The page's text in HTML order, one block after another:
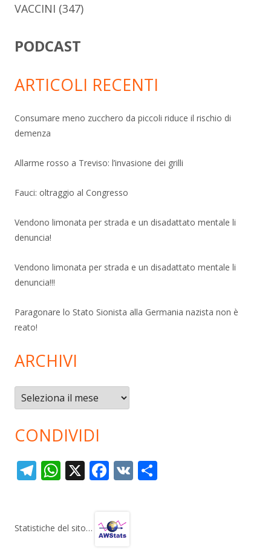
VACCINI (347)
PODCAST
ARTICOLI RECENTI
Consumare meno zucchero da piccoli riduce il rischio di
demenza
Allarme rosso a Treviso: l’invasione dei grilli
Fauci: oltraggio al Congresso
Vendono limonata per strada e un disadattato mentale li
denuncia!
Vendono limonata per strada e un disadattato mentale li
denuncia!!!
Paragonare lo Stato Sionista alla Germania nazista non è
reato!
ARCHIVI
Archivi
CONDIVIDI
T
el
gr
W
h
s
X F
ac
b
V
K
Statistiche del sito…